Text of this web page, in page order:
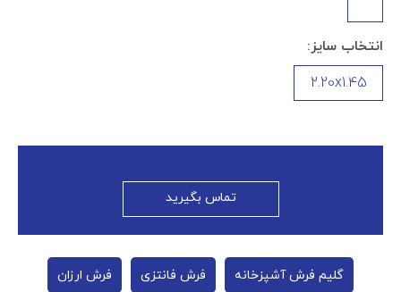
انتخاب سایز:
2.20x1.45
تماس بگیرید
گلیم فرش آشپزخانه فرش فانتزی فرش ارزان